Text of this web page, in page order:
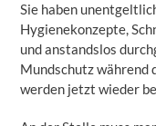
Sie haben
Hygienekonzepte,
und anstandslos
Mundschutz während
werden jetzt wieder